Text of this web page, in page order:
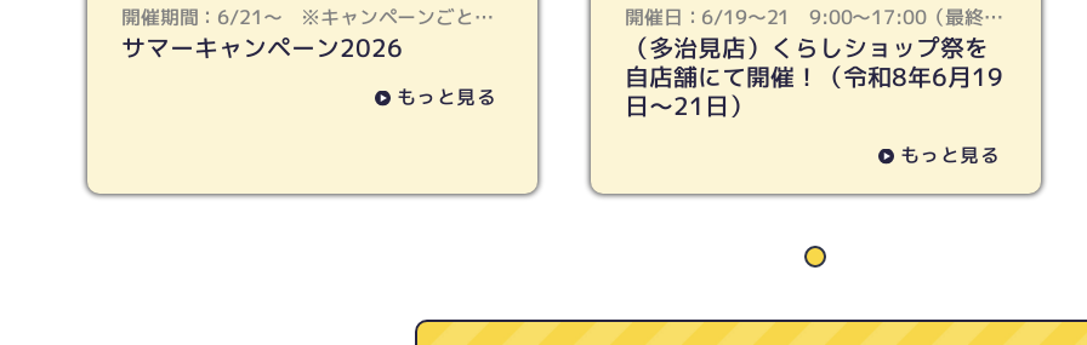
開催期間：6/21〜 ※キャンペーンごとに
終了期限は異なります
サマーキャンペーン2026
もっと見る
開催日：6/19〜21 9:00〜17:00（最終受
付：16:30となります）
（多治見店）くらしショップ祭を
自店舗にて開催！（令和8年6月19
日〜21日）
もっと見る